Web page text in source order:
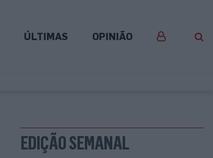
ÚLTIMAS OPINIÃO
EDIÇÃO SEMANAL